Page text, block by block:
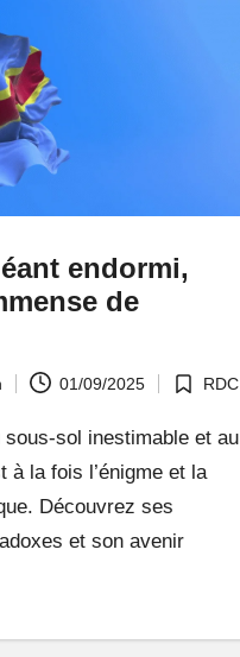
endormi,
de
01/09/2025
Posted
in
RDC
sous-sol inestimable et au
à la fois l’énigme et la
Découvrez ses
et son avenir